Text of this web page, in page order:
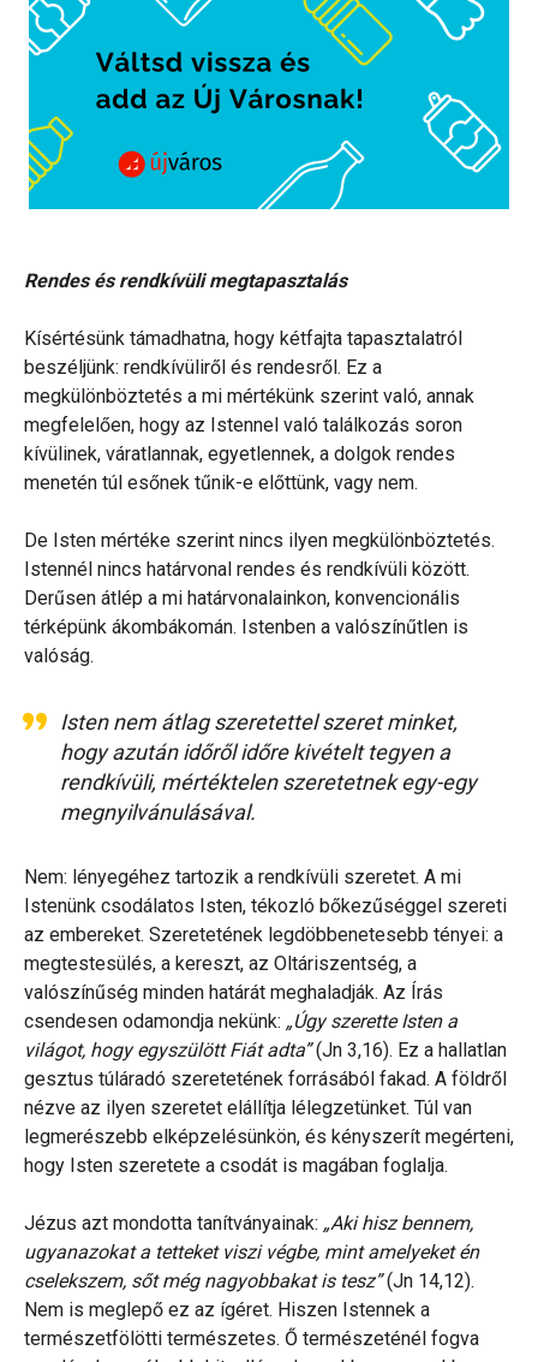
Rendes és rendkívüli megtapasztalás
Kísértésünk támadhatna, hogy kétfajta tapasztalatról
beszéljünk: rendkívüliről és rendesről. Ez a
megkülönböztetés a mi mértékünk szerint való, annak
megfelelően, hogy az Istennel való találkozás soron
kívülinek, váratlannak, egyetlennek, a dolgok rendes
menetén túl esőnek tűnik-e előttünk, vagy nem.
De Isten mértéke szerint nincs ilyen megkülönböztetés.
Istennél nincs határvonal rendes és rendkívüli között.
Derűsen átlép a mi határvonalainkon, konvencionális
térképünk ákombákomán. Istenben a valószínűtlen is
valóság.
Isten nem átlag szeretettel szeret minket,
hogy azután időről időre kivételt tegyen a
rendkívüli, mértéktelen szeretetnek egy-egy
megnyilvánulásával.
Nem: lényegéhez tartozik a rendkívüli szeretet. A mi
Istenünk csodálatos Isten, tékozló bőkezűséggel szereti
az embereket. Szeretetének legdöbbenetesebb tényei: a
megtestesülés, a kereszt, az Oltáriszentség, a
valószínűség minden határát meghaladják. Az Írás
csendesen odamondja nekünk: „Úgy szerette Isten a
világot, hogy egyszülött Fiát adta”(Jn 3,16). Ez a hallatlan
gesztus túláradó szeretetének forrásából fakad. A földről
nézve az ilyen szeretet elállítja lélegzetünket. Túl van
legmerészebb elképzelésünkön, és kényszerít megérteni,
hogy Isten szeretete a csodát is magában foglalja.
Jézus azt mondotta tanítványainak: „Aki hisz bennem,
ugyanazokat a tetteket viszi végbe, mint amelyeket én
cselekszem, sőt még nagyobbakat is tesz”(Jn 14,12).
Nem is meglepő ez az ígéret. Hiszen Istennek a
természetfölötti természetes. Ő természeténél fogva